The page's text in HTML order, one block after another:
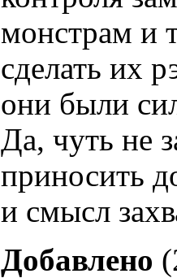
монстрам и
сделать их
они были
Да, чуть не
приносить
и смысл
Добавлено